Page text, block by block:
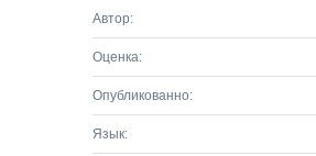
Автор:
Оценка:
Опубликованно:
Язык: